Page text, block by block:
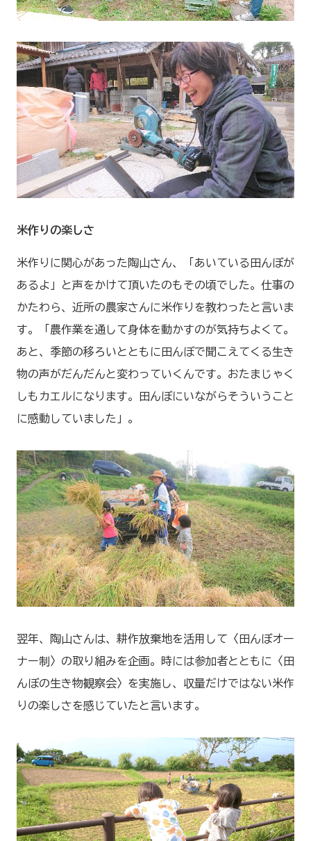
米作りの楽しさ
米作りに関心があった陶山さん、「あいている田んぼが
あるよ」と声をかけて頂いたのもその頃でした。仕事の
かたわら、近所の農家さんに米作りを教わったと言いま
す。「農作業を通して身体を動かすのが気持ちよくて。
あと、季節の移ろいとともに田んぼで聞こえてくる生き
物の声がだんだんと変わっていくんです。おたまじゃく
しもカエルになります。田んぼにいながらそういうこと
に感動していました」。
翌年、陶山さんは、耕作放棄地を活用して〈田んぼオー
ナー制〉の取り組みを企画。時には参加者とともに〈田
んぼの生き物観察会〉を実施し、収量だけではない米作
りの楽しさを感じていたと言います。